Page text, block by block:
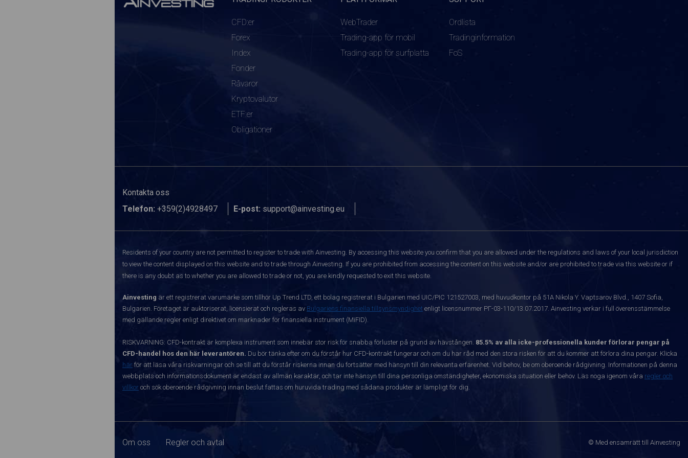
CFD:er
Forex
Index
Fonder
Råvaror
Kryptovalutor
ETF:er
Obligationer
WebTrader
Trading-app för mobil
Trading-app för surfplatta
Ordlista
Tradinginformation
FoS
Kontakta oss
Telefon: +359(2)4928497 E-post: support@ainvesting.eu
Residents of your country are not permitted to register to trade with Ainvesting. By accessing this website you confirm that you are allowed under the regulations and laws of your local jurisdiction
to view the content displayed on this website and to trade through Ainvesting. If you are prohibited from accessing the content on this website and/or are prohibited to trade via this website or if
there is any doubt as to whether you are allowed to trade or not, you are kindly requested to exit this website.
Ainvesting är ett registrerat varumärke som tillhör Up Trend LTD, ett bolag registrerat i Bulgarien med UIC/PIC 121527003, med huvudkontor på 51A Nikola Y. Vaptsarov Blvd., 1407 Sofia,
Bulgarien. Företaget är auktoriserat, licensierat och regleras av Bulgariens finansiella tillsynsmyndighet enligt licensnummer РГ-03-110/13.07.2017. Ainvesting verkar i full överensstämmelse
med gällande regler enligt direktivet om marknader för finansiella instrument (MiFID).
RISKVARNING: CFD-kontrakt är komplexa instrument som innebär stor risk för snabba förluster på grund av hävstången. 85.5% av alla icke-professionella kunder förlorar pengar på
CFD-handel hos den här leverantören. Du bör tänka efter om du förstår hur CFD-kontrakt fungerar och om du har råd med den stora risken för att du kommer att förlora dina pengar. Klicka
här för att läsa våra riskvarningar och se till att du förstår riskerna innan du fortsätter med hänsyn till din relevanta erfarenhet. Vid behov, be om oberoende rådgivning. Informationen på denna
webbplats och informationsdokument är endast av allmän karaktär, och tar inte hänsyn till dina personliga omständigheter, ekonomiska situation eller behov. Läs noga igenom våra regler och
villkor och sök oberoende rådgivning innan beslut fattas om huruvida trading med sådana produkter är lämpligt för dig.
Om oss Regler och avtal © Med ensamrätt till Ainvesting